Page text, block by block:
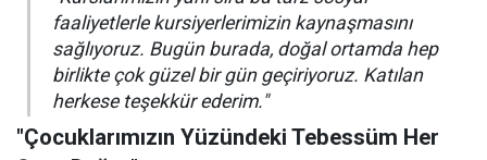
faaliyetlerle kursiyerlerimizin kaynaşmasını
sağlıyoruz. Bugün burada, doğal ortamda hep
birlikte çok güzel bir gün geçiriyoruz. Katılan
herkese teşekkür ederim."
"Çocuklarımızın Yüzündeki Tebessüm Her